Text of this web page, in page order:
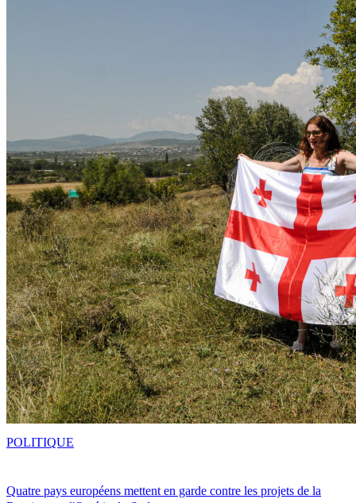
Quatre pays européens mettent en garde contre les projets de la
POLITIQUE